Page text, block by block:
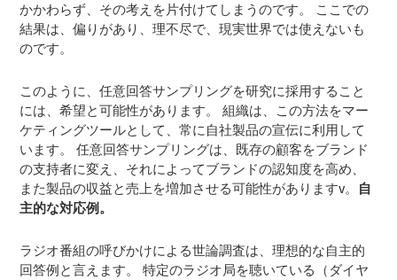
かかわらず、その考えを片付けてしまうのです。 ここでの
結果は、偏りがあり、理不尽で、現実世界では使えないも
のです。
このように、任意回答サンプリングを研究に採用すること
には、希望と可能性があります。 組織は、この方法をマー
ケティングツールとして、常に自社製品の宣伝に利用して
います。 任意回答サンプリングは、既存の顧客をブランド
の支持者に変え、それによってブランドの認知度を高め、
また製品の収益と売上を増加させる可能性がありますv。 自
主的な対応例。
ラジオ番組の呼びかけによる世論調査は、理想的な自主的
回答例と言えます。 特定のラジオ局を聴いている（ダイヤ